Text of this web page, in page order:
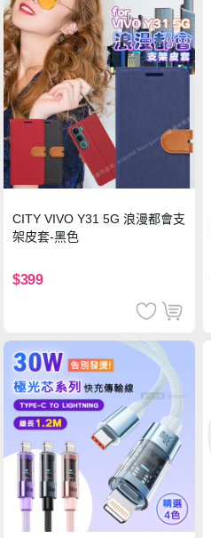
CITY VIVO Y31 5G 浪漫都會支
架皮套-黑色
$399